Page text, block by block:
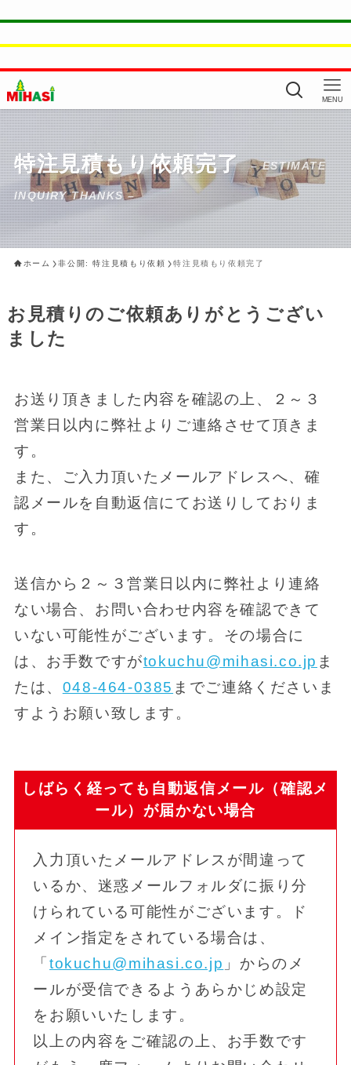
MENU
特注見積もり依頼完了 – ESTIMATE
INQUIRY THANKS –
ホーム 非公開: 特注見積もり依頼 特注見積もり依頼完了
お見積りのご依頼ありがとうござい
ました
お送り頂きました内容を確認の上、２～３
営業日以内に弊社よりご連絡させて頂きま
す。
また、ご入力頂いたメールアドレスへ、確
認メールを自動返信にてお送りしておりま
す。
送信から２～３営業日以内に弊社より連絡
ない場合、お問い合わせ内容を確認できて
いない可能性がございます。その場合に
は、お手数ですがtokuchu@mihasi.co.jp ま
たは、 048-464-0385 までご連絡くださいま
すようお願い致します。
しばらく経っても自動返信メール（確認メ
ール）が届かない場合
入力頂いたメールアドレスが間違って
いるか、迷惑メールフォルダに振り分
けられている可能性がございます。ド
メイン指定をされている場合は、
「tokuchu@mihasi.co.jp 」からのメ
ールが受信できるようあらかじめ設定
をお願いいたします。
以上の内容をご確認の上、お手数です